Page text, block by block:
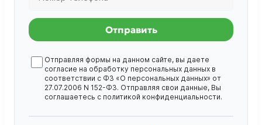
Отправить
Отправляя формы на данном сайте, вы даете
согласие на обработку персональных данных в
соответствии с ФЗ «О персональных данных» от
27.07.2006 N 152-ФЗ. Отправляя свои данные, Вы
соглашаетесь с политикой конфиденциальности.